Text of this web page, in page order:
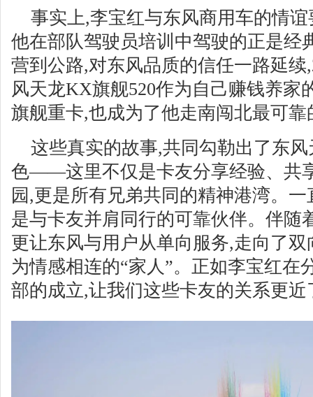
事实上,李宝红与东风商用车的情
他在部队驾驶员培训中驾驶的正是经
营到公路,对东风品质的信任一路延续
风天龙KX旗舰520作为自己赚钱养家
旗舰重卡,也成为了他走南闯北最可靠
这些真实的故事,共同勾勒出了东
色——这里不仅是卡友分享经验、共
园,更是所有兄弟共同的精神港湾。
是与卡友并肩同行的可靠伙伴。伴随
更让东风与用户从单向服务,走向了
为情感相连的“家人”。正如李宝红在
部的成立,让我们这些卡友的关系更近